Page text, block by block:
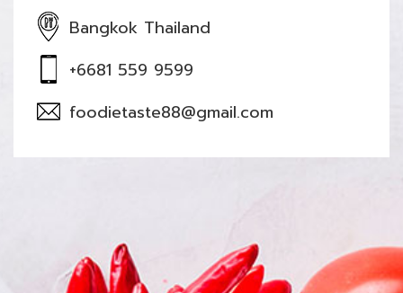
Bangkok Thailand
+6681 559 9599
foodietaste88@gmail.com